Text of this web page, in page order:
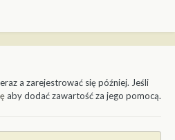
a zarejestrować się później. Jeśli
aby dodać zawartość za jego pomocą.